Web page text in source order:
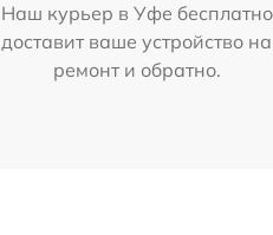
Наш курьер в Уфе бесплатно
доставит ваше устройство на
ремонт и обратно.